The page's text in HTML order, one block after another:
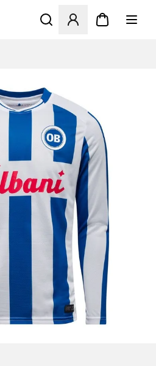
Åbner en Modal til at